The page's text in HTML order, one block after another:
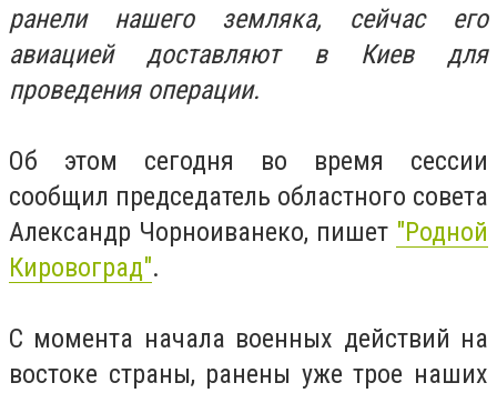
ранели нашего земляка, сейчас его
авиацией доставляют в Киев для
проведения операции.
Об этом сегодня во время сессии
сообщил председатель областного совета
Александр Чорноиванеко, пишет "Родной
Кировоград".
С момента начала военных действий на
востоке страны, ранены уже трое наших